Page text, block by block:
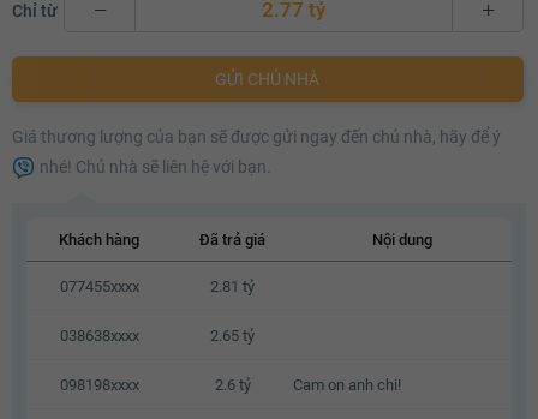
Chỉ từ 2.77 tỷ
2.81 tỷ
2.87 tỷ
2.93 tỷ
GỬI CHỦ NHÀ
Giá thương lượng của bạn sẽ được gửi ngay đến chủ nhà, hãy để ý
nhé! Chủ nhà sẽ liên hệ với bạn.
Khách hàng Đã trả giá Nội dung
077455xxxx 2.81 tỷ
038638xxxx 2.65 tỷ
098198xxxx 2.6 tỷ Cam on anh chi!